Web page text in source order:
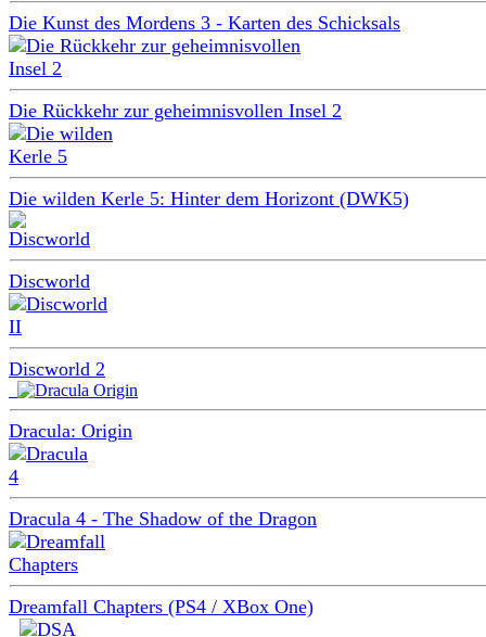
Die Kunst des Mordens 3 - Karten des Schicksals
Die Rückkehr zur geheimnisvollen Insel 2
Die wilden Kerle 5: Hinter dem Horizont (DWK5)
Discworld
Discworld 2
Dracula: Origin
Dracula 4 - The Shadow of the Dragon
Dreamfall Chapters (PS4 / XBox One)